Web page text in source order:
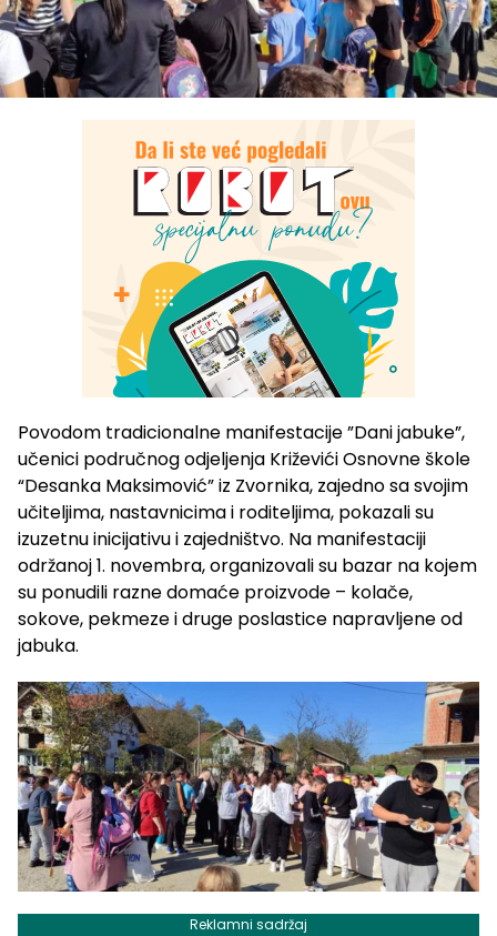
Povodom tradicionalne manifestacije ”Dani jabuke”,
učenici područnog odjeljenja Križevići Osnovne škole
“Desanka Maksimović” iz Zvornika, zajedno sa svojim
učiteljima, nastavnicima i roditeljima, pokazali su
izuzetnu inicijativu i zajedništvo. Na manifestaciji
održanoj 1. novembra, organizovali su bazar na kojem
su ponudili razne domaće proizvode – kolače,
sokove, pekmeze i druge poslastice napravljene od
jabuka.
Reklamni sadržaj